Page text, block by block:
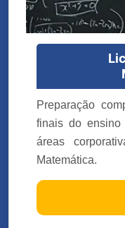
Preparação
finais do ensino
áreas
Matemática.